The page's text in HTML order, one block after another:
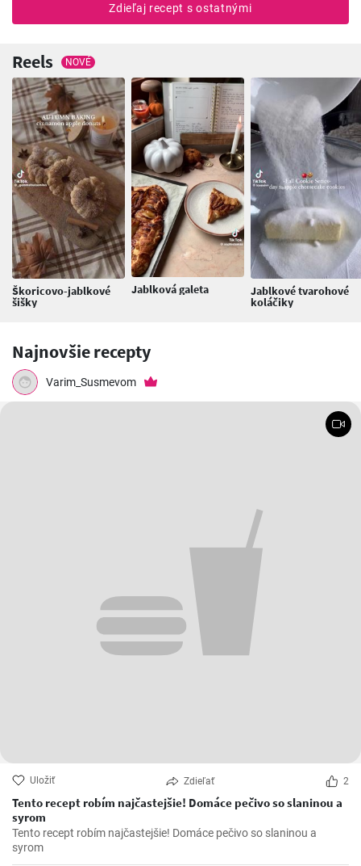
Zdieľaj recept s ostatnými
Reels NOVÉ
Škoricovo-jablkové
šišky
Jablková galeta Jablkové tvarohové
koláčiky
Najnovšie recepty
Varim_Susmevom
Uložiť Zdieľať 2
Tento recept robím najčastejšie! Domáce pečivo so slaninou a
syrom
Tento recept robím najčastejšie! Domáce pečivo so slaninou a
syrom